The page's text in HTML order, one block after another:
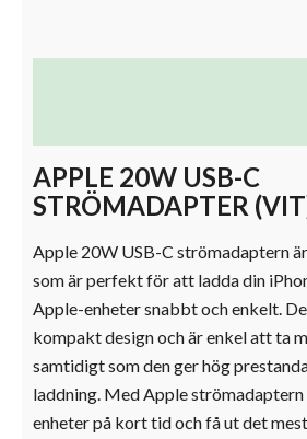
APPLE 20W USB-C
STRÖMADAPTER
Apple 20W USB-C strömadaptern
som är perfekt för att ladda din
Apple-enheter snabbt och enkelt.
kompakt design och är enkel att ta
samtidigt som den ger hög
laddning. Med Apple strömadaptern
enheter på kort tid och få ut det